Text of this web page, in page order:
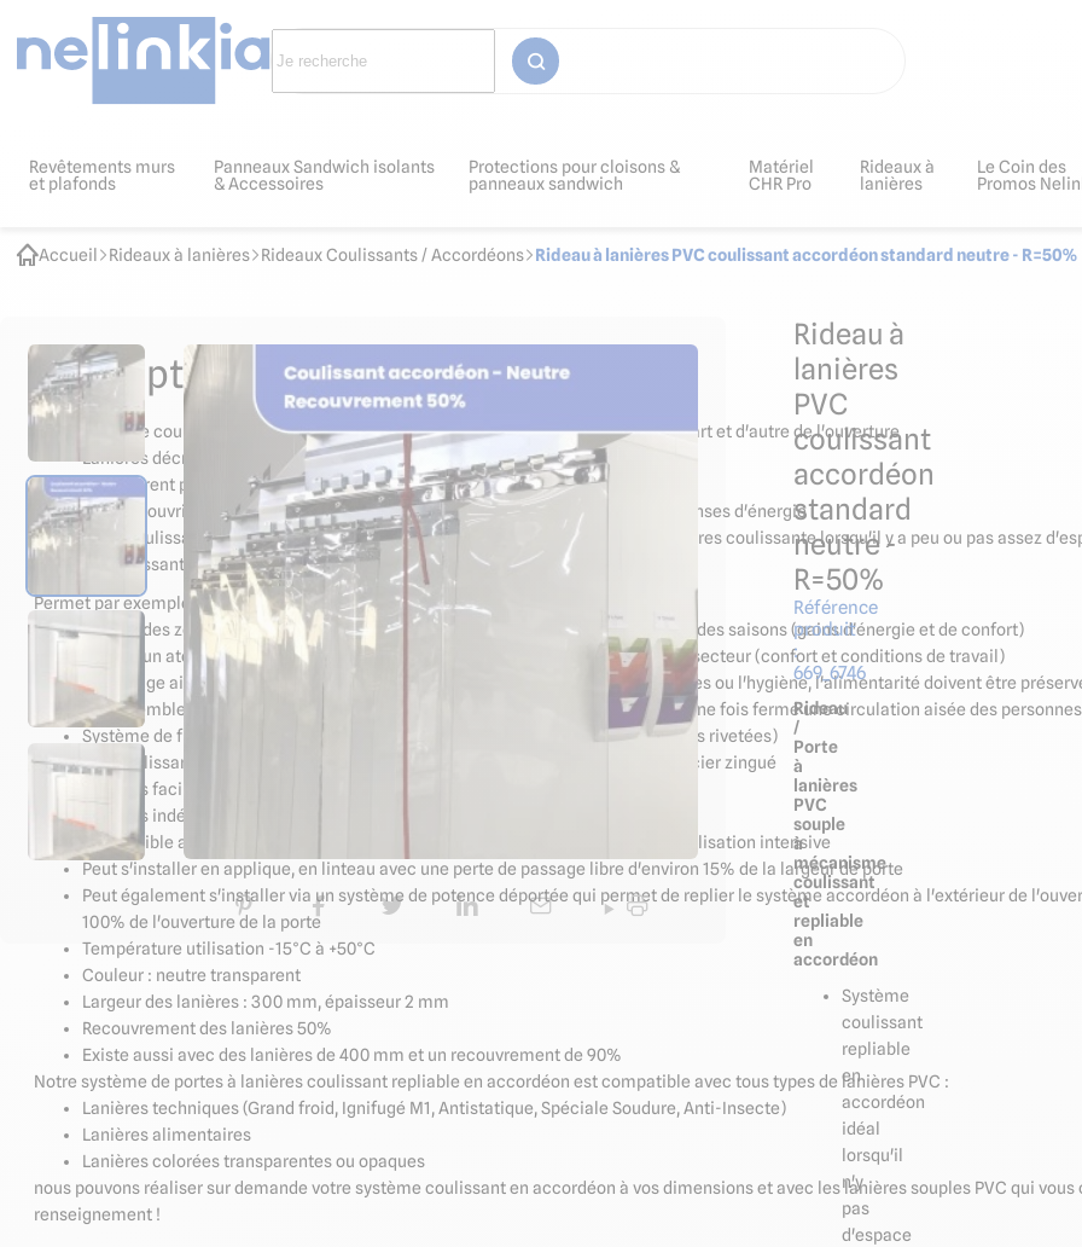
Revêtements murs
et plafonds
Panneaux Sandwich isolants
& Accessoires
Protections pour cloisons &
panneaux sandwich
Matériel
CHR Pro
Rideaux à
lanières
Le Coin des
Promos
Accueil Rideaux à lanières Rideaux Coulissants / Accordéons Rideau à lanières PVC coulissant accordéon standard neutre - R=50%
Rideau à
lanières
PVC
coulissant
accordéon
standard
neutre -
R=50%
Référence
produit
:
669_6746
Rideau
/
Porte
à
lanières
PVC
souple
à
mécanisme
coulissant
et
repliable
en
accordéon
Système
coulissant
repliable
en
accordéon
idéal
lorsqu'il
n'y
pas
d'espace
Descriptif et normes produit
Système coulissant repliable en accordéon idéal lorsqu'il n'y pas d'espace de part et d'autre de l'ouverture
Lanières décrochables pour une maintenance aisée
Transparent pour la visibilité et la sécurité des personnes
Facile à ouvrir et à fermer pour protéger des courants d'air et maîtriser les dépenses d'énergie
Le système coulissant repliable en accordéon est idéal pour installer une porte à lanières coulissante lorsqu'il y a peu ou pas assez
système coulissant-glissant par panneau complet classique.
Permet par exemple:
d'isoler des zones de travail du chaud ou du froid, des courants d'air en fonction des saisons (gains d'énergie et de confort)
d'isoler un atelier du bruit ou des poussières en fonction de l'activité d'un autre secteur (confort et conditions de travail)
le passage aisé d'engins de manutention ou de pièces dans des ateliers sensibles ou l'hygiène, l'alimentarité doivent être
Comme l'ensemble des portes et rideaux à lanières, le système permet de préserver une fois fermé une circulation aisée des
Système de fixation des lanières tout inox (Système de plaques et contreplaques rivetées)
Rail coulissant, mécanisme repliable en accordéon et supports de fixation en acier zingué
Lanières facilement décrochables pour une maintenance aisée
Lanières indéchirables: un gage de longévité pour votre rideau
Compatible avec le passage d'engins industriels (chariots élévateurs) et une utilisation intensive
Peut s'installer en applique, en linteau avec une perte de passage libre d'environ 15% de la largeur de porte
Peut également s'installer via un système de potence déportée qui permet de replier le système accordéon à l'extérieur de
100% de l'ouverture de la porte
Température utilisation -15°C à +50°C
Couleur : neutre transparent
Largeur des lanières : 300 mm, épaisseur 2 mm
Recouvrement des lanières 50%
Existe aussi avec des lanières de 400 mm et un recouvrement de 90%
Notre système de portes à lanières coulissant repliable en accordéon est compatible avec tous types de lanières PVC :
Lanières techniques (Grand froid, Ignifugé M1, Antistatique, Spéciale Soudure, Anti-Insecte)
Lanières alimentaires
Lanières colorées transparentes ou opaques
nous pouvons réaliser sur demande votre système coulissant en accordéon à vos dimensions et avec les lanières souples PVC qui
renseignement !